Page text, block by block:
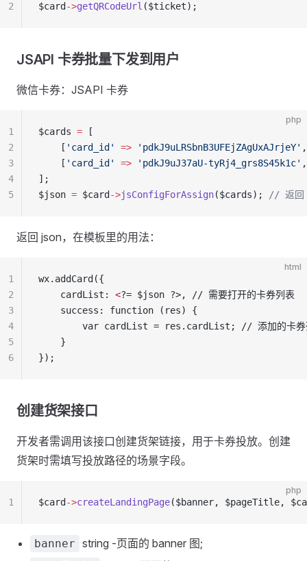
$card ->getQRCodeUrl ($ticket);
2
JSAPI 卡券批量下发到用户
微信卡券：JSAPI 卡券
php
$cards = [
    [
'card_id' => 'pdkJ9uLRSbnB3UFEjZAgUxAJrjeY'
    [
'card_id' => 'pdkJ9uJ37aU-tyRj4_grs8S45k1c'
];
$json = $card ->jsConfigForAssign($cards); // 返回
1
2
3
4
5
返回 json，在模板里的用法：
html
wx.addCard({
    cardList:
<?= $json ?>, // 需要打开的卡券列表
    success: function (res) {
var cardList = res.cardList; // 添加的卡券
    }
});
1
2
3
4
5
6
创建货架接口
开发者需调用该接口创建货架链接，用于卡券投放。创建
货架时需填写投放路径的场景字段。
php
$card ->createLandingPage($banner, $pageTitle,
1
banner string -页面的 banner 图;